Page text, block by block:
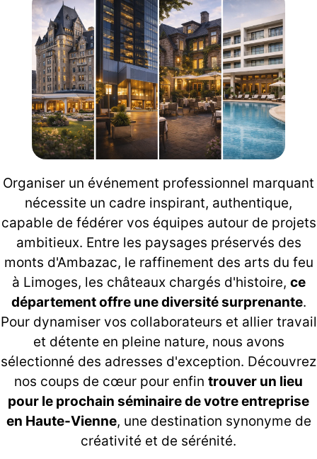
Organiser un événement professionnel marquant
nécessite un cadre inspirant, authentique,
capable de fédérer vos équipes autour de projets
ambitieux. Entre les paysages préservés des
monts d'Ambazac, le raffinement des arts du feu
à Limoges, les châteaux chargés d'histoire, ce
département offre une diversité surprenante.
Pour dynamiser vos collaborateurs et allier travail
et détente en pleine nature, nous avons
sélectionné des adresses d'exception. Découvrez
nos coups de cœur pour enfin trouver un lieu
pour le prochain séminaire de votre entreprise
en Haute-Vienne, une destination synonyme de
créativité et de sérénité.